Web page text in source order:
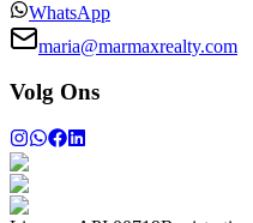
WhatsApp
maria@marmaxrealty.com
Volg Ons